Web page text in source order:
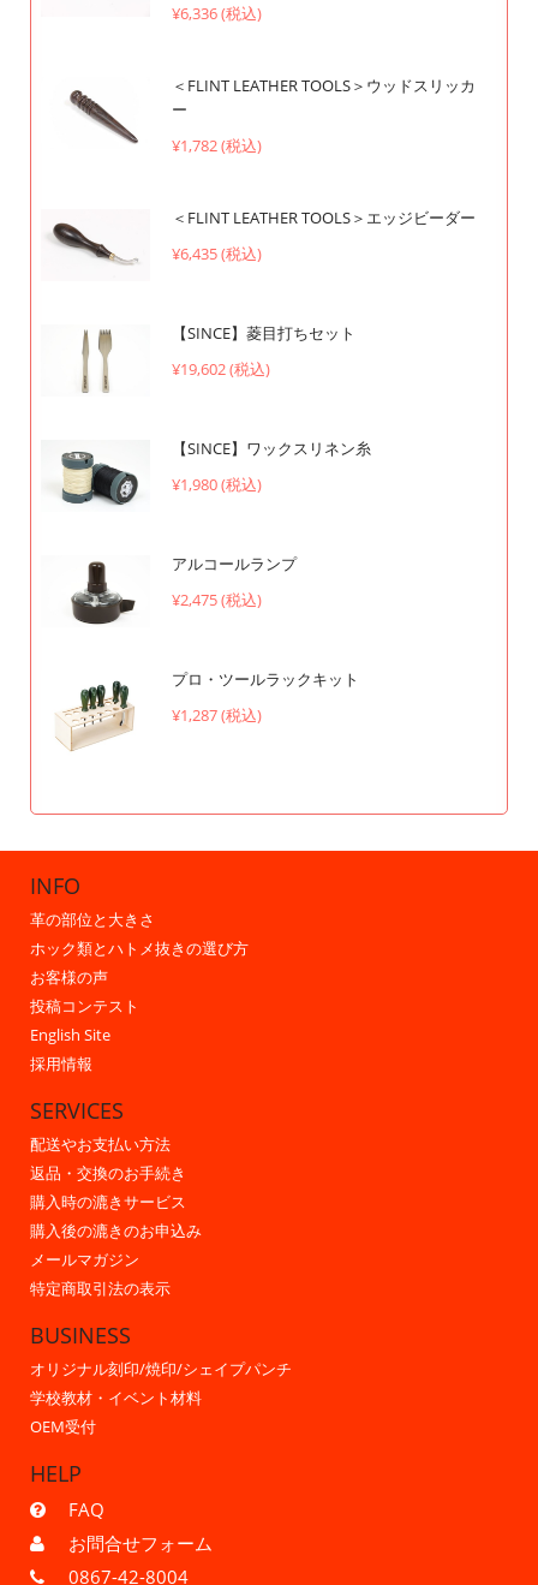
¥6,336 (税込)
＜FLINT LEATHER TOOLS＞ウッドスリッカ
ー
¥1,782 (税込)
＜FLINT LEATHER TOOLS＞エッジビーダー
¥6,435 (税込)
【SINCE】菱目打ちセット
¥19,602 (税込)
【SINCE】ワックスリネン糸
¥1,980 (税込)
アルコールランプ
¥2,475 (税込)
プロ・ツールラックキット
¥1,287 (税込)
INFO
革の部位と大きさ
ホック類とハトメ抜きの選び方
お客様の声
投稿コンテスト
English Site
採用情報
SERVICES
配送やお支払い方法
返品・交換のお手続き
購入時の漉きサービス
購入後の漉きのお申込み
メールマガジン
特定商取引法の表示
BUSINESS
オリジナル刻印/焼印/シェイプパンチ
学校教材・イベント材料
OEM受付
HELP
FAQ
お問合せフォーム
0867-42-8004